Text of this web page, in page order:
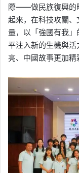
際——做民族復興的
起來，在科技攻關
量，以「強國有我
平注入新的生機與
亮、中國故事更加精